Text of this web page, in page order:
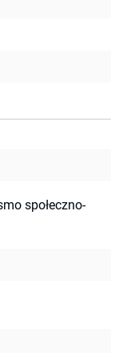
społeczno-